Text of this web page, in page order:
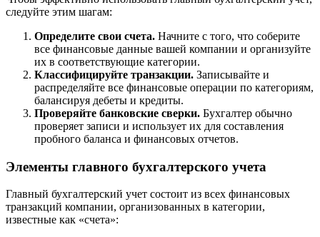
следуйте этим шагам:
Определите свои счета. Начните с того, что соберите
все финансовые данные вашей компании и организуйте
их в соответствующие категории.
Классифицируйте транзакции. Записывайте и
распределяйте все финансовые операции по категориям,
балансируя дебеты и кредиты.
Проверяйте банковские сверки. Бухгалтер обычно
проверяет записи и использует их для составления
пробного баланса и финансовых отчетов.
Элементы главного бухгалтерского учета
Главный бухгалтерский учет состоит из всех финансовых
транзакций компании, организованных в категории,
известные как «счета»: